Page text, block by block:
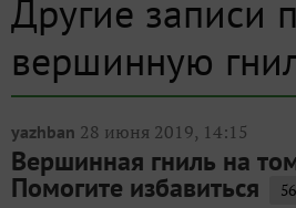
Другие записи
вершинную
yazhban 28 июня 2019, 14:15
Вершинная гниль на
Помогите избавиться 56